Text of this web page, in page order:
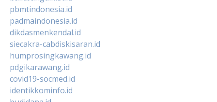
pbmtindonesia.id
padmaindonesia.id
dikdasmenkendal.id
siecakra-cabdiskisaran.id
humprosingkawang.id
pdgikarawang.id
covid19-socmed.id
identikkominfo.id